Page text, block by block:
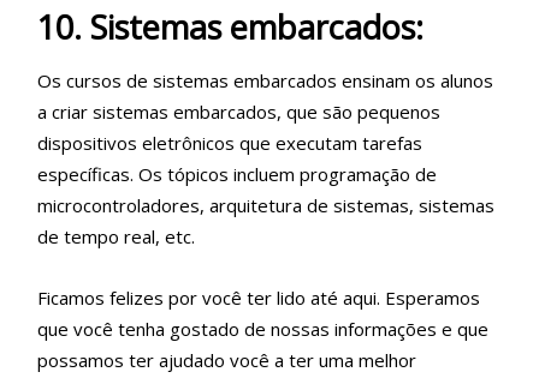
10. Sistemas embarcados:
Os cursos de sistemas embarcados ensinam os alunos
a criar sistemas embarcados, que são pequenos
dispositivos eletrônicos que executam tarefas
específicas. Os tópicos incluem programação de
microcontroladores, arquitetura de sistemas, sistemas
de tempo real, etc.
Ficamos felizes por você ter lido até aqui. Esperamos
que você tenha gostado de nossas informações e que
possamos ter ajudado você a ter uma melhor